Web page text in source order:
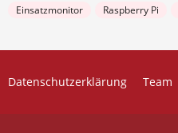
Einsatzmonitor Raspberry Pi
Datenschutzerklärung Team